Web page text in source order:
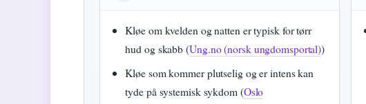
Kløe om kvelden og natten er typisk for tørr
hud og skabb (Ung.no (norsk ungdomsportal))
Kløe som kommer plutselig og er intens kan
tyde på systemisk sykdom (Oslo